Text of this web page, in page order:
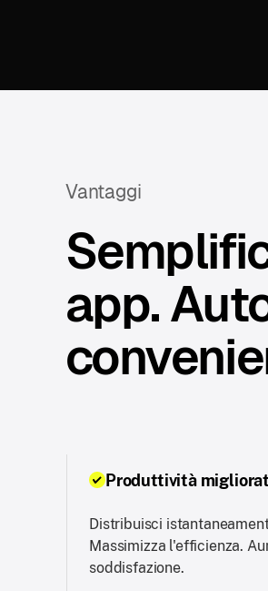
Vantaggi
app.
Produttività
Distribuisci
Massimizza l'efficienza.
soddisfazione.